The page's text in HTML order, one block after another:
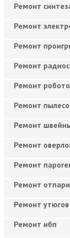
Ремонт
Ремонт
Ремонт
Ремонт
Ремонт
Ремонт
Ремонт
Ремонт
Ремонт
Ремонт
Ремонт утюгов
Ремонт ибп